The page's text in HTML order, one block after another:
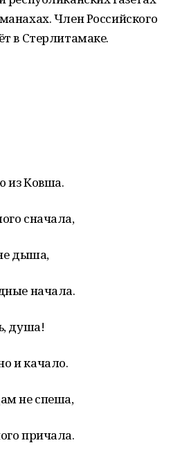
Член Российского
в Стерлитамаке.
из Ковша.
сначала,
дыша,
начала.
душа!
и качало.
не спеша,
причала.